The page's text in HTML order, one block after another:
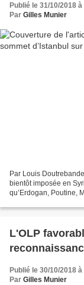
Publié le 31/10/2018 à
Par Gilles Munier
Par Louis
bientôt imposée en
qu’Erdogan, Poutine,
L'OLP
Publié le 30/10/2018 à
Par Gilles Munier